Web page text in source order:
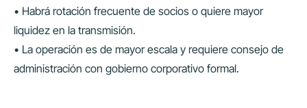
• Habrá rotación frecuente de socios o quiere mayor
liquidez en la transmisión.
• La operación es de mayor escala y requiere consejo de
administración con gobierno corporativo formal.